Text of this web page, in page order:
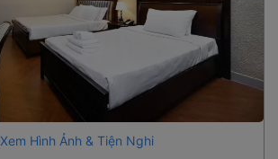
Xem Hình Ảnh & Tiện Nghi